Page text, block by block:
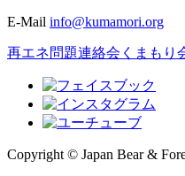
E-Mail info@kumamori.org
再エネ問題連絡会 くまもり
Copyright © Japan Bear &